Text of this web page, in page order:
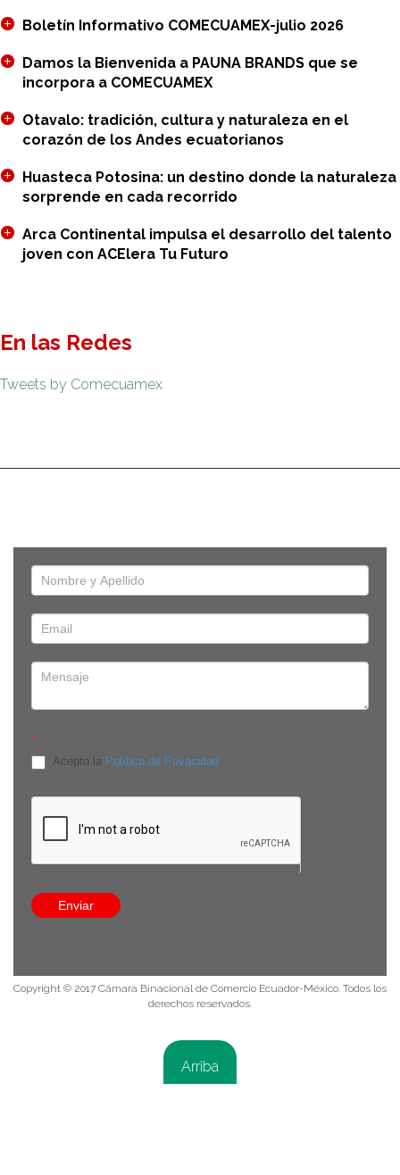
Boletín Informativo COMECUAMEX-julio 2026
Damos la Bienvenida a PAUNA BRANDS que se
incorpora a COMECUAMEX
Otavalo: tradición, cultura y naturaleza en el
corazón de los Andes ecuatorianos
Huasteca Potosina: un destino donde la naturaleza
sorprende en cada recorrido
Arca Continental impulsa el desarrollo del talento
joven con ACElera Tu Futuro
En las Redes
Tweets by Comecuamex
Los Shyris, piso 8, oficina 8C. Quito, Pichincha - Ecuador
*
Acepto la Política de Privacidad
Enviar
Copyright © 2017 Cámara Binacional de Comercio Ecuador-México. Todos los
derechos reservados.
Arriba